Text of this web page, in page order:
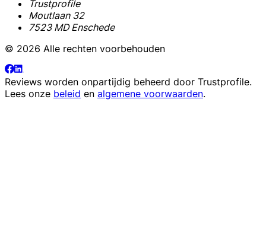
Trustprofile
Moutlaan 32
7523 MD Enschede
© 2026 Alle rechten voorbehouden
Reviews worden onpartijdig beheerd door Trustprofile.
Lees onze beleid en algemene voorwaarden.